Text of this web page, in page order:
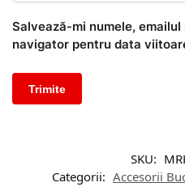
Salvează-mi numele,
navigator pentru data
SKU:
Categorii: Accesorii